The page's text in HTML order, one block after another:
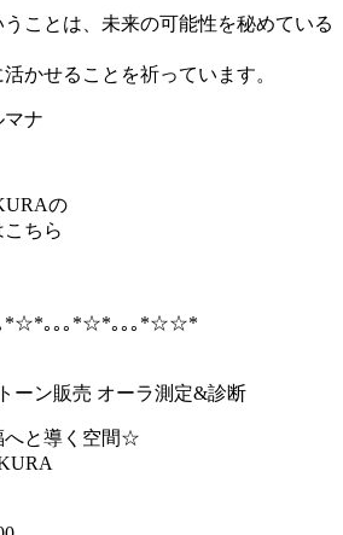
ことは、未来の可能性を秘めている
かせることを祈っています。
ナ
の
ちら
*☆*｡｡｡*☆*｡｡｡*☆☆*
ーン販売 オーラ測定&診断
と導く空間☆